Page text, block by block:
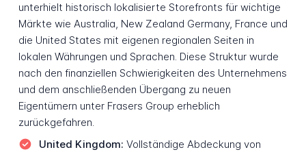
unterhielt historisch lokalisierte Storefronts für wichtige
Märkte wie Australia, New Zealand Germany, France und
die United States mit eigenen regionalen Seiten in
lokalen Währungen und Sprachen. Diese Struktur wurde
nach den finanziellen Schwierigkeiten des Unternehmens
und dem anschließenden Übergang zu neuen
Eigentümern unter Frasers Group erheblich
zurückgefahren.
United Kingdom: Vollständige Abdeckung von